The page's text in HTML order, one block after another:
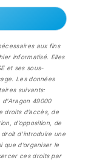
aux fins
informatisé. Elles
et ses sous-
Les données
suivants:
d'Aragon 49000
droits d’accès, de
d’opposition, de
d’introduire une
que d’organiser le
ces droits par